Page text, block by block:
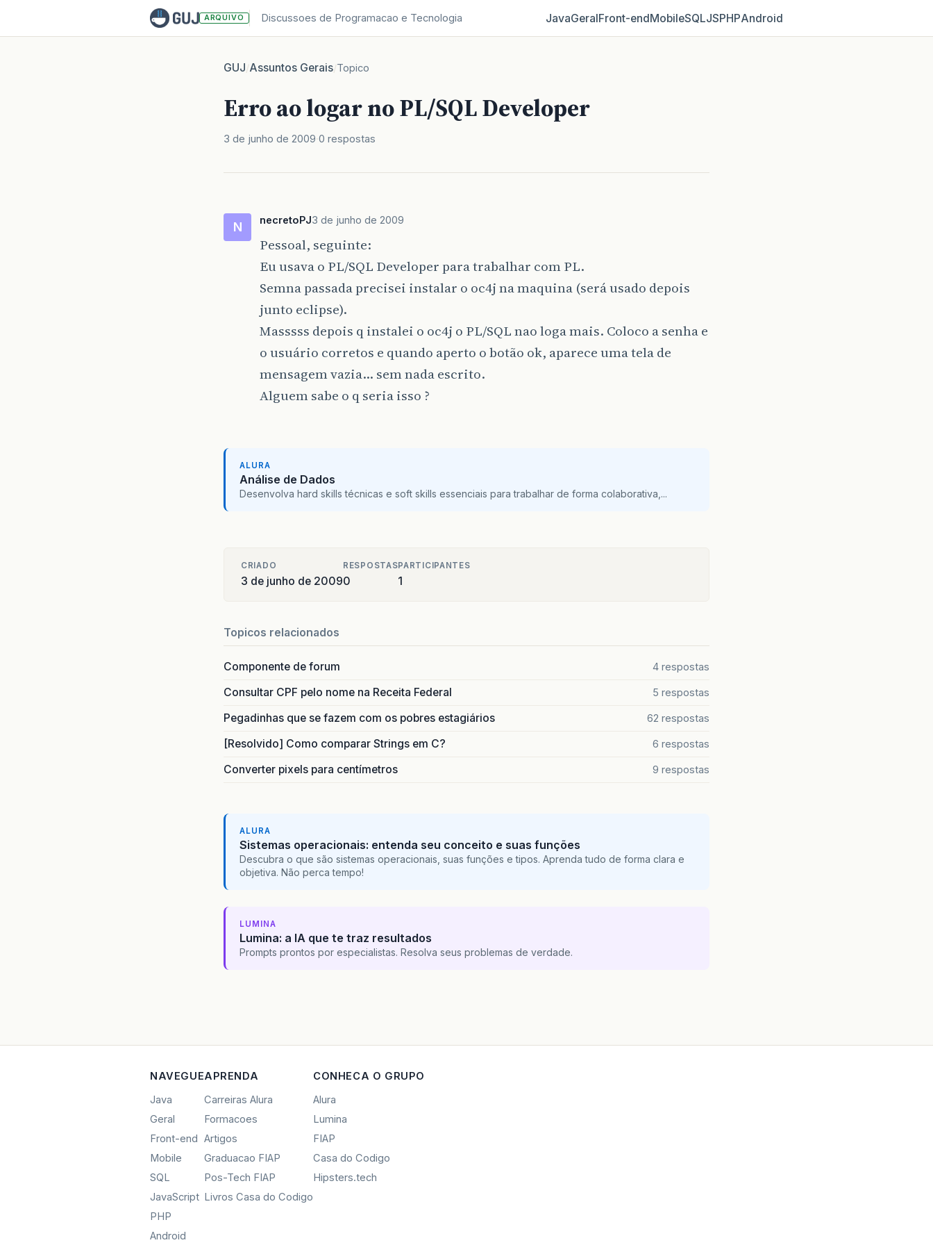
ARQUIVO Discussoes de Programacao e Tecnologia JavaGeralFront‑endMobileSQLJSPHPAndroid
GUJ/Assuntos Gerais/Topico
Erro ao logar no PL/SQL Developer
3 de junho de 2009 0 respostas
N necretoPJ3 de junho de 2009
Pessoal, seguinte:
Eu usava o PL/SQL Developer para trabalhar com PL.
Semna passada precisei instalar o oc4j na maquina (será usado depois
junto eclipse).
Masssss depois q instalei o oc4j o PL/SQL nao loga mais. Coloco a senha e
o usuário corretos e quando aperto o botão ok, aparece uma tela de
mensagem vazia… sem nada escrito.
Alguem sabe o q seria isso ?
ALURA
Análise de Dados
Desenvolva hard skills técnicas e soft skills essenciais para trabalhar de forma colaborativa,...
CRIADO
3 de junho de 2009
RESPOSTAS
0
PARTICIPANTES
1
Topicos relacionados
Componente de forum 4 respostas
Consultar CPF pelo nome na Receita Federal 5 respostas
Pegadinhas que se fazem com os pobres estagiários 62 respostas
[Resolvido] Como comparar Strings em C? 6 respostas
Converter pixels para centímetros 9 respostas
ALURA
Sistemas operacionais: entenda seu conceito e suas funções
Descubra o que são sistemas operacionais, suas funções e tipos. Aprenda tudo de forma clara e
objetiva. Não perca tempo!
LUMINA
Lumina: a IA que te traz resultados
Prompts prontos por especialistas. Resolva seus problemas de verdade.
NAVEGUE
Java
Geral
Front-end
Mobile
SQL
JavaScript
PHP
Android
APRENDA
Carreiras Alura
Formacoes
Artigos
Graduacao FIAP
Pos-Tech FIAP
Livros Casa do Codigo
CONHECA O GRUPO
Alura
Lumina
FIAP
Casa do Codigo
Hipsters.tech